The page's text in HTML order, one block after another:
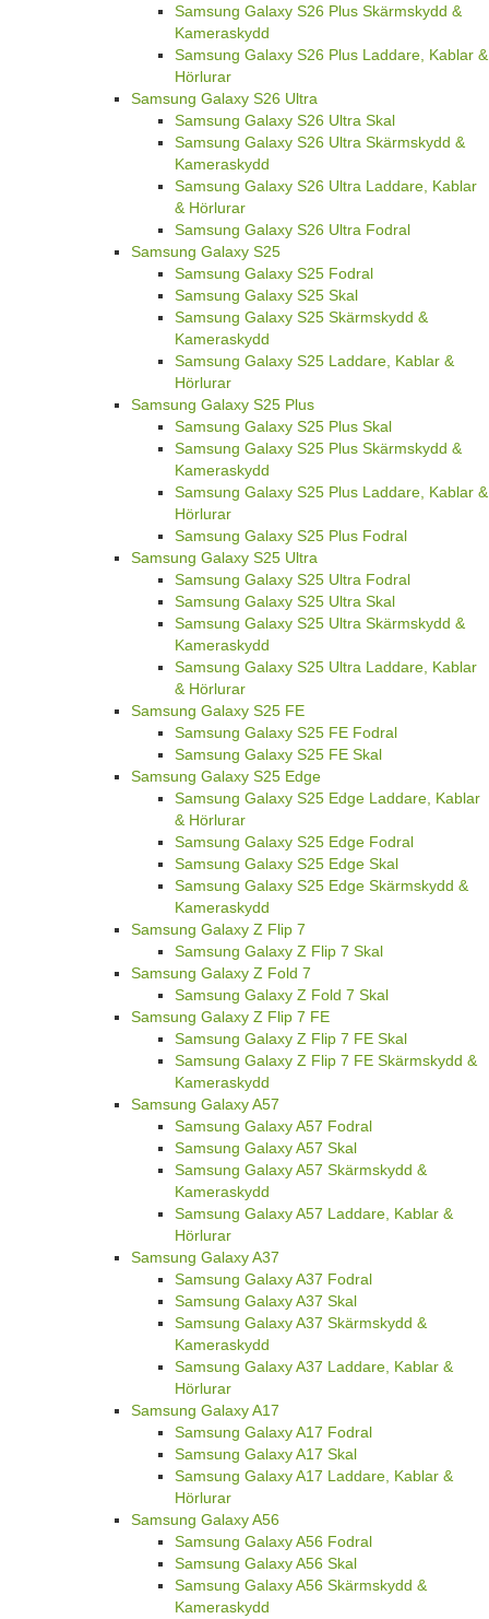
Samsung Galaxy S26 Plus Skärmskydd &
Kameraskydd
Samsung Galaxy S26 Plus Laddare, Kablar &
Hörlurar
Samsung Galaxy S26 Ultra
Samsung Galaxy S26 Ultra Skal
Samsung Galaxy S26 Ultra Skärmskydd &
Kameraskydd
Samsung Galaxy S26 Ultra Laddare, Kablar
& Hörlurar
Samsung Galaxy S26 Ultra Fodral
Samsung Galaxy S25
Samsung Galaxy S25 Fodral
Samsung Galaxy S25 Skal
Samsung Galaxy S25 Skärmskydd &
Kameraskydd
Samsung Galaxy S25 Laddare, Kablar &
Hörlurar
Samsung Galaxy S25 Plus
Samsung Galaxy S25 Plus Skal
Samsung Galaxy S25 Plus Skärmskydd &
Kameraskydd
Samsung Galaxy S25 Plus Laddare, Kablar &
Hörlurar
Samsung Galaxy S25 Plus Fodral
Samsung Galaxy S25 Ultra
Samsung Galaxy S25 Ultra Fodral
Samsung Galaxy S25 Ultra Skal
Samsung Galaxy S25 Ultra Skärmskydd &
Kameraskydd
Samsung Galaxy S25 Ultra Laddare, Kablar
& Hörlurar
Samsung Galaxy S25 FE
Samsung Galaxy S25 FE Fodral
Samsung Galaxy S25 FE Skal
Samsung Galaxy S25 Edge
Samsung Galaxy S25 Edge Laddare, Kablar
& Hörlurar
Samsung Galaxy S25 Edge Fodral
Samsung Galaxy S25 Edge Skal
Samsung Galaxy S25 Edge Skärmskydd &
Kameraskydd
Samsung Galaxy Z Flip 7
Samsung Galaxy Z Flip 7 Skal
Samsung Galaxy Z Fold 7
Samsung Galaxy Z Fold 7 Skal
Samsung Galaxy Z Flip 7 FE
Samsung Galaxy Z Flip 7 FE Skal
Samsung Galaxy Z Flip 7 FE Skärmskydd &
Kameraskydd
Samsung Galaxy A57
Samsung Galaxy A57 Fodral
Samsung Galaxy A57 Skal
Samsung Galaxy A57 Skärmskydd &
Kameraskydd
Samsung Galaxy A57 Laddare, Kablar &
Hörlurar
Samsung Galaxy A37
Samsung Galaxy A37 Fodral
Samsung Galaxy A37 Skal
Samsung Galaxy A37 Skärmskydd &
Kameraskydd
Samsung Galaxy A37 Laddare, Kablar &
Hörlurar
Samsung Galaxy A17
Samsung Galaxy A17 Fodral
Samsung Galaxy A17 Skal
Samsung Galaxy A17 Laddare, Kablar &
Hörlurar
Samsung Galaxy A56
Samsung Galaxy A56 Fodral
Samsung Galaxy A56 Skal
Samsung Galaxy A56 Skärmskydd &
Kameraskydd